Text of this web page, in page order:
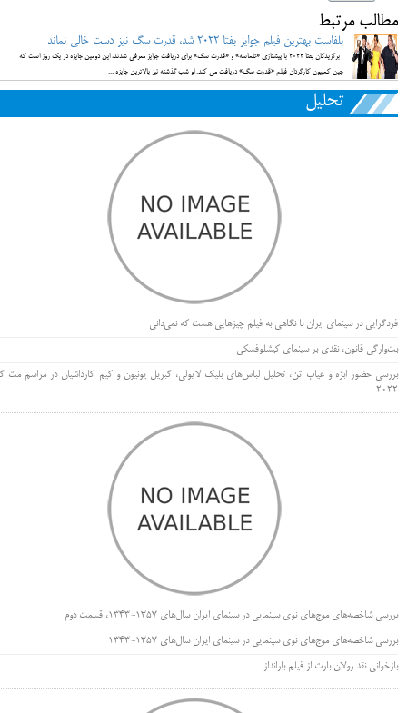
مطالب مرتبط
بلفاست بهترین فیلم جوایز بفتا ۲۰۲۲ شد، قدرت سگ نیز دست خالی نماند
برگزیدگان بفتا ۲۰۲۲ با پیشتازی «تلماسه» و «قدرت سگ» برای دریافت جوایز معرفی شدند، این دومین جایزه در یک روز است که
جین کمپیون کارگردان فیلم «قدرت سگ» دریافت می کند. او شب گذشته نیز بالاترین جایزه ...
تحلیل
فردگرایی در سینمای ایران با نگاهی به فیلم چیزهایی هست که نمی‌دانی
بت‌وارگی قانون، نقدی بر سینمای کیشلوفسکی
بررسی حضور ابژه و غیاب تن، تحلیل لباس‌های بلیک لایولی، گبریل یونیون و کیم کارداشیان در مراسم مت
۲۰۲۲
بررسی شاخصه‌های موج‌های نوی سینمایی در سینمای ایران سال‌های 1357-1343، قسمت دوم
بررسی شاخصه‌های موج‌های نوی سینمایی در سینمای ایران سال‌های 1357-1343
بازخوانی نقد رولان بارت از فیلم بارانداز